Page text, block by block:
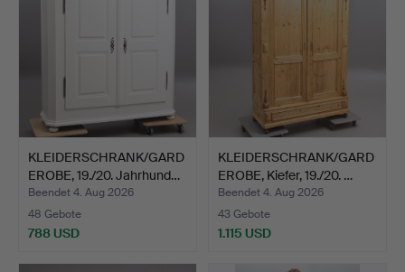
KLEIDERSCHRANK/GARD
EROBE, 19./20. Jahrhund…
Beendet 4. Aug 2026
48 Gebote
788 USD
KLEIDERSCHRANK/GARD
EROBE, Kiefer, 19./20. …
Beendet 4. Aug 2026
43 Gebote
1.115 USD